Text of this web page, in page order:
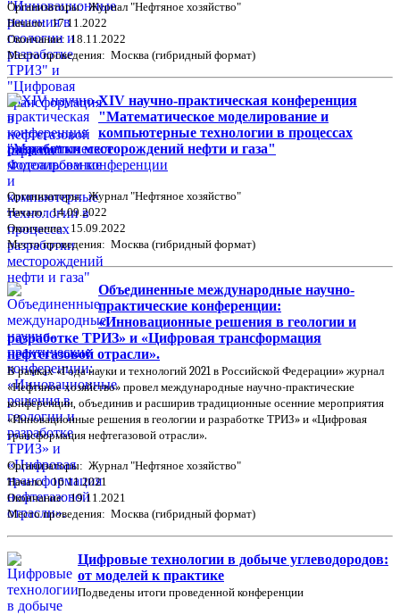
Организаторы: Журнал "Нефтяное хозяйство"
Начало: 17.11.2022
Окончание: 18.11.2022
Место проведения: Москва (гибридный формат)
XIV научно-практическая конференция
"Математическое моделирование и
компьютерные технологии в процессах
разработки месторождений нефти и газа"
Фотоальбом конференции
Организаторы: Журнал "Нефтяное хозяйство"
Начало: 14.09.2022
Окончание: 15.09.2022
Место проведения: Москва (гибридный формат)
Объединенные международные научно-
практические конференции:
«Инновационные решения в геологии и
разработке ТРИЗ» и «Цифровая трансформация
нефтегазовой отрасли».
В рамках «Года науки и технологий 2021 в Российской Федерации» журнал
«Нефтяное хозяйство» провел международные научно-практические
конференции, объединив и расширив традиционные осенние мероприятия
«Инновационные решения в геологии и разработке ТРИЗ» и «Цифровая
трансформация нефтегазовой отрасли».
Организаторы: Журнал "Нефтяное хозяйство"
Начало: 16.11.2021
Окончание: 19.11.2021
Место проведения: Москва (гибридный формат)
Цифровые технологии в добыче углеводородов:
от моделей к практике
Подведены итоги проведенной конференции